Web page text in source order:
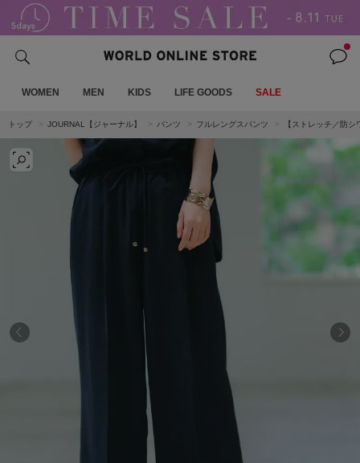
WOMEN MEN KIDS LIFE GOODS SALE
トップ JOURNAL【ジャーナル】 パンツ フルレングスパンツ 【ストレッチ／防